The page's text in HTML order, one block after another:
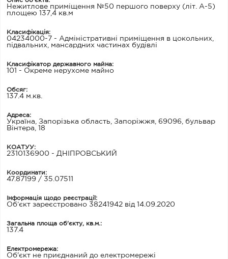
Нежитлове приміщення №50 першого поверху (літ. А-5)
площею 137,4 кв.м
Класифікація:
04234000-7 - Адміністративні приміщення в цокольних,
підвальних, мансардних частинах будівлі
Класифікатор державного майна:
101 - Окреме нерухоме майно
Обсяг:
137.4 м.кв.
Адреса:
Україна, Запорізька область, Запоріжжя, 69096, бульвар
Вінтера, 18
КОАТУУ:
2310136900 - ДНІПРОВСЬКИЙ
Координати:
47.87199 / 35.07511
Інформація щодо реєстрації:
Об’єкт зареєстровано 38241942 від 14.09.2020
Загальна площа об'єкту, кв.м.:
137.4
Електромережа:
Об'єкт не приєднаний до електромережі